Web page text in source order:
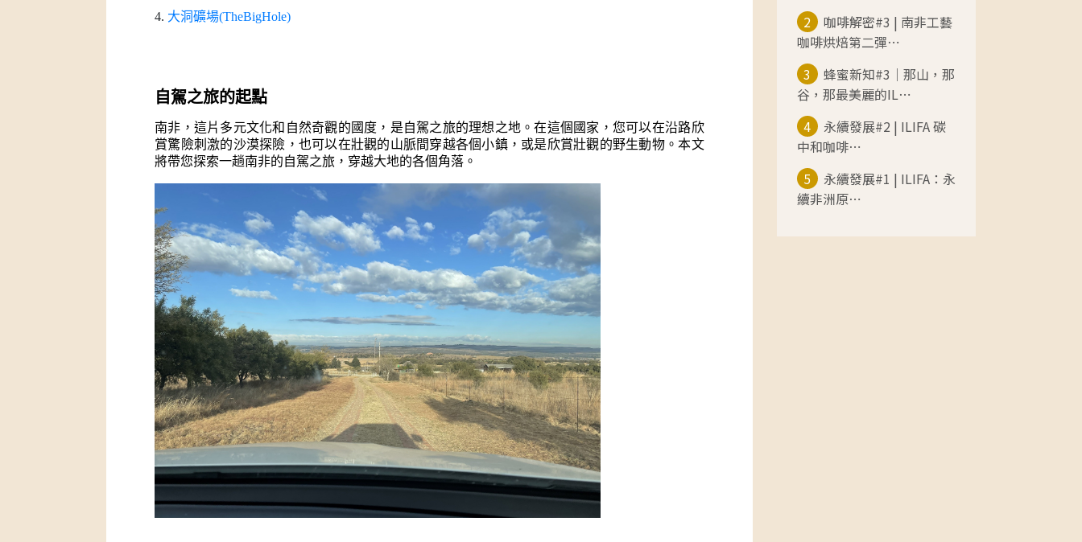
4. 大洞礦場(TheBigHole)
自駕之旅的起點
南非，這片多元文化和自然奇觀的國度，是自駕之旅的理想之地。在這個國家，您可以在沿路欣
賞驚險刺激的沙漠探險，也可以在壯觀的山脈間穿越各個小鎮，或是欣賞壯觀的野生動物。本文
將帶您探索一趟南非的自駕之旅，穿越大地的各個角落。
2
咖啡解密#3 | 南非工藝
咖啡烘焙第二彈⋯
3
蜂蜜新知#3｜那山，那
谷，那最美麗的IL⋯
4
永續發展#2 | ILIFA 碳
中和咖啡⋯
5
永續發展#1 | ILIFA：永
續非洲原⋯